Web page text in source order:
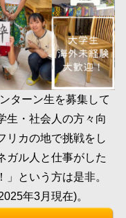
ターン生を募集して
生・社会人の方々向
リカの地で挑戦をし
ガル人と仕事がした
という方は是非。
年3月現在)。